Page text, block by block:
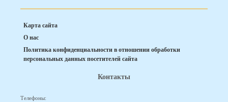
Карта сайта
О нас
Политика конфиденциальности в отношении обработки
персональных данных посетителей сайта
Контакты
Телефоны: